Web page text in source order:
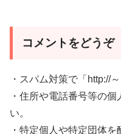
コメントをどうぞ
・スパム対策で「http://
・住所や電話番号等の
い。
・特定個人や特定団体